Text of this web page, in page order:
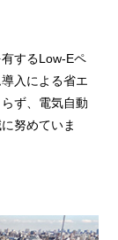
するLow-Eペ
入による省エ
ず、電気自動
努めていま